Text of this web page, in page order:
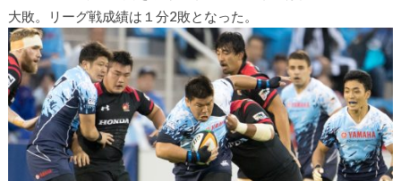
大敗。リーグ戦成績は１分2敗となった。